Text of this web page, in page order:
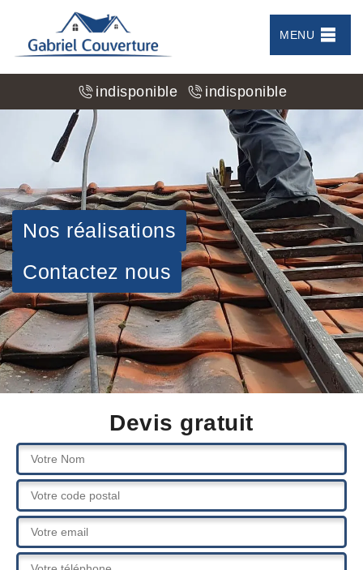
MENU
indisponible indisponible
Nos réalisations
Contactez nous
Devis gratuit